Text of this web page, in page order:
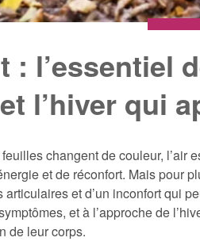
: l’essentiel
l’hiver qui
changent de couleur, l’air
et de réconfort. Mais pour
et d’un inconfort qui
et à l’approche de
de leur corps.